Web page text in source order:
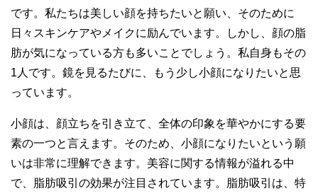
です。私たちは美しい顔を持ちたいと願い、そのために
日々スキンケアやメイクに励んでいます。しかし、顔の脂
肪が気になっている方も多いことでしょう。私自身もその
1人です。鏡を見るたびに、もう少し小顔になりたいと思
っています。
小顔は、顔立ちを引き立て、全体の印象を華やかにする要
素の一つと言えます。そのため、小顔になりたいという願
いは非常に理解できます。美容に関する情報が溢れる中
で、脂肪吸引の効果が注目されています。脂肪吸引は、特